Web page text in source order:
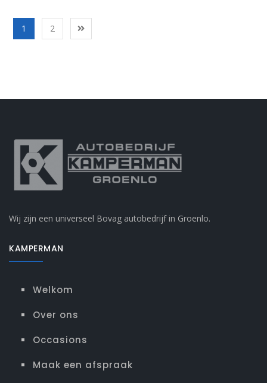
1 2
Wij zijn een universeel Bovag autobedrijf in Groenlo.
KAMPERMAN
Welkom
Over ons
Occasions
Maak een afspraak